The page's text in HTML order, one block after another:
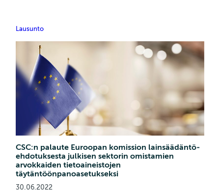
Lausunto
CSC:n palaute Euroopan komission lainsäädäntö­
ehdotuksesta julkisen sektorin omistamien
arvokkaiden tietoaineistojen
täytäntöönpanoasetukseksi
30.06.2022